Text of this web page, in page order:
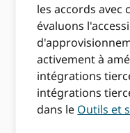
les accords avec
évaluons
activement à
intégrations
intégrations
dans le Outils et